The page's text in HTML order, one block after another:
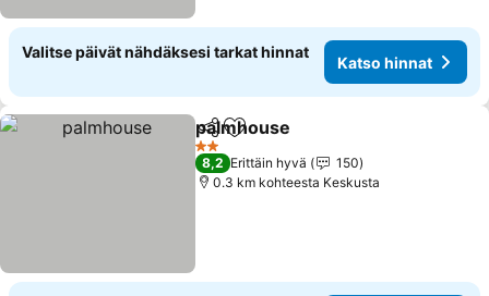
Valitse päivät nähdäksesi tarkat hinnat
Katso hinnat
Jaa Lisää suosikkeihin
palmhouse
2 Tähtiluokitus
8,2 Erittäin hyvä
150
0.3 km kohteesta Keskusta